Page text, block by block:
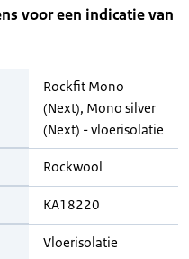
voor een indicatie van
Rockfit Mono
(Next), Mono silver
(Next) - vloerisolatie
Rockwool
KA18220
Vloerisolatie